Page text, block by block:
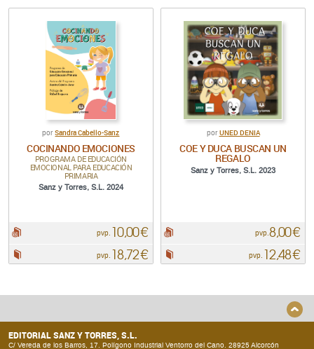
porSandra Cabello-Sanz
COCINANDO EMOCIONES
PROGRAMA DE EDUCACIÓN
EMOCIONAL PARA EDUCACIÓN
PRIMARIA
Sanz y Torres, S.L. 2024
pvp. 10,00 €
pvp. 18,72 €
por UNED DENIA
COE Y DUCA BUSCAN UN
REGALO
Sanz y Torres, S.L. 2023
pvp. 8,00 €
pvp. 12,48 €
EDITORIAL SANZ Y TORRES, S.L.
C/ Vereda de los Barros, 17. Polígono Industrial Ventorro del Cano. 28925 Alcorcón